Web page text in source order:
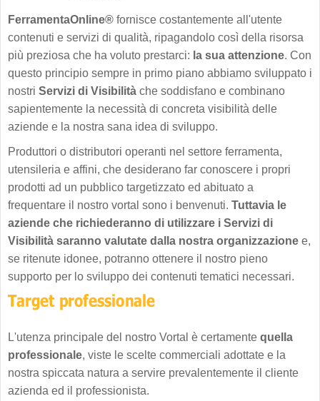
FerramentaOnline® fornisce costantemente all'utente
contenuti e servizi di qualità, ripagandolo così della risorsa
più preziosa che ha voluto prestarci: la sua attenzione. Con
questo principio sempre in primo piano abbiamo sviluppato i
nostri Servizi di Visibilità che soddisfano e combinano
sapientemente la necessità di concreta visibilità delle
aziende e la nostra sana idea di sviluppo.
Produttori o distributori operanti nel settore ferramenta,
utensileria e affini, che desiderano far conoscere i propri
prodotti ad un pubblico targetizzato ed abituato a
frequentare il nostro vortal sono i benvenuti. Tuttavia le
aziende che richiederanno di utilizzare i Servizi di
Visibilità saranno valutate dalla nostra organizzazione e,
se ritenute idonee, potranno ottenere il nostro pieno
supporto per lo sviluppo dei contenuti tematici necessari.
L'utenza principale del nostro Vortal è certamente quella
professionale, viste le scelte commerciali adottate e la
nostra spiccata natura a servire prevalentemente il cliente
azienda ed il professionista.